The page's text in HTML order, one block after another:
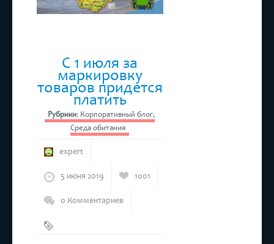
С 1 июля за
маркировку
товаров придется
платить
Рубрики: Корпоративный блог,
Среда обитания
expert
5 июня 2019 1001
0 Комментариев